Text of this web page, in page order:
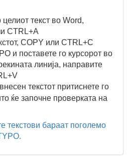
целиот текст во Word,
CTRL+A
COPY или CTRL+C
и поставете го курсорот во
линија, направите
текстот притиснете го
ќе започне проверката на
текстови бараат поголемо